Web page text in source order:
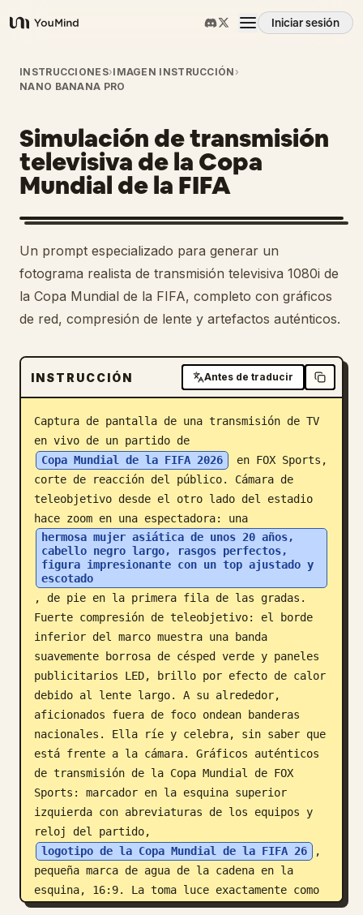
YouMind
Iniciar sesión
Resumen
Habilidades
Prompts
Precios
Blog
Actualizaciones
INSTRUCCIONES›IMAGEN INSTRUCCIÓN ›
NANO BANANA PRO
Simulación de transmisión
televisiva de la Copa
Mundial de la FIFA
Un prompt especializado para generar un
fotograma realista de transmisión televisiva 1080i de
la Copa Mundial de la FIFA, completo con gráficos
de red, compresión de lente y artefactos auténticos.
INSTRUCCIÓN Antes de traducir
Captura de pantalla de una transmisión de TV
en vivo de un partido de
Copa Mundial de la FIFA 2026
en FOX Sports,
corte de reacción del público. Cámara de
teleobjetivo desde el otro lado del estadio
hace zoom en una espectadora: una
hermosa mujer asiática de unos 20 años,
cabello negro largo, rasgos perfectos,
figura impresionante con un top ajustado y
escotado
, de pie en la primera fila de las gradas.
Fuerte compresión de teleobjetivo: el borde
inferior del marco muestra una banda
suavemente borrosa de césped verde y paneles
publicitarios LED, brillo por efecto de calor
debido al lente largo. A su alrededor,
aficionados fuera de foco ondean banderas
nacionales. Ella ríe y celebra, sin saber que
está frente a la cámara. Gráficos auténticos
de transmisión de la Copa Mundial de FOX
Sports: marcador en la esquina superior
izquierda con abreviaturas de los equipos y
reloj del partido,
logotipo de la Copa Mundial de la FIFA 26
,
pequeña marca de agua de la cadena en la
esquina, 16:9. La toma luce exactamente como
un fotograma de TV 1080i pausado: corrección